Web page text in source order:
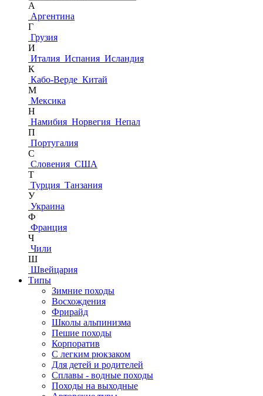
А
Аргентина
Г
Грузия
И
Италия Испания Исландия
К
Кабо-Верде Китай
М
Мексика
Н
Намибия Норвегия Непал
П
Португалия
С
Словения США
Т
Турция Танзания
У
Украина
Ф
Франция
Ч
Чили
Ш
Швейцария
Типы
Зимние походы
Восхождения
Фрирайд
Школы альпинизма
Пешие походы
Корпоратив
С легким рюкзаком
Для детей и родителей
Сплавы - водные походы
Походы на выходные